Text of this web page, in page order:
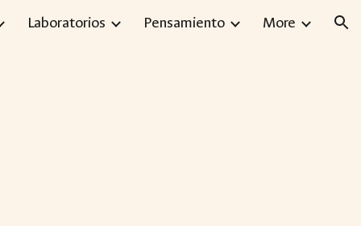
Laboratorios Pensamiento More